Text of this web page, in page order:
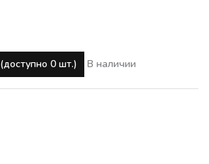
(доступно 0 шт.) В наличии